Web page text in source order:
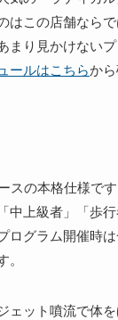
はこの店舗なら
まり見かけないプ
ールはこちらから
スの本格仕様です
中上級者」「歩
ログラム開催時
。
ェット噴流で体